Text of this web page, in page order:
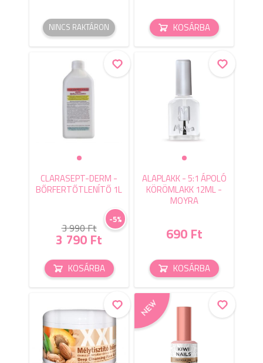
NINCS RAKTÁRON KOSÁRBA
-5%
CLARASEPT-DERM -
BŐRFERTŐTLENÍTŐ 1L
3 990 Ft
3 790 Ft
KOSÁRBA
ALAPLAKK - 5:1 ÁPOLÓ
KÖRÖMLAKK 12ML -
MOYRA
690 Ft
KOSÁRBA